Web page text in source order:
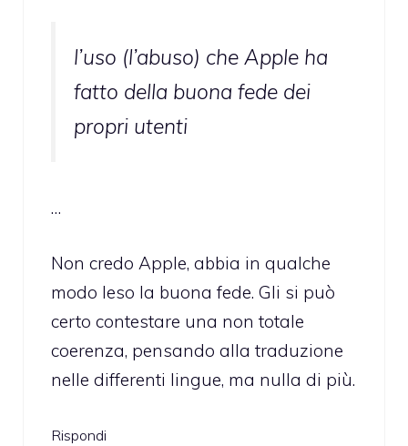
l’uso (l’abuso) che Apple ha
fatto della buona fede dei
propri utenti
…
Non credo Apple, abbia in qualche
modo leso la buona fede. Gli si può
certo contestare una non totale
coerenza, pensando alla traduzione
nelle differenti lingue, ma nulla di più.
Rispondi